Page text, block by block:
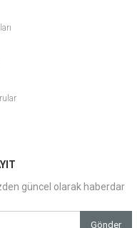
güncel olarak haberdar
Gönder